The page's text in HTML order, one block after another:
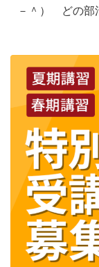
－＾） どの部